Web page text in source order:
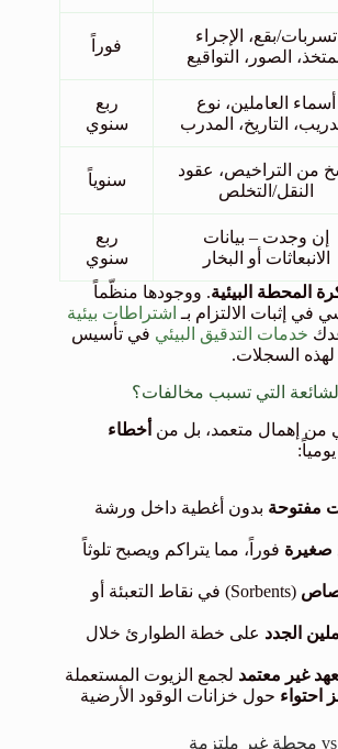
تسربات/بقع، الإجراء
الصور، التواقيع
فوراً
أسماء العاملين، نوع
التاريخ، المدرب
ربع
سنوي
من التراخيص، عقود
النقل/التخلص
سنوياً
إن وجدت – بيانات
الانبعاثات أو البخار
ربع
سنوي
المحطة البيئية. ووجودها منظّماً
إثبات الالتزام بـ اشتراطات بيئية
خدمات التدقيق البيئي في تأسيس
السجلات.
التي تسبب مخالفات؟
من إهمال متعمد، بل من أخطاء
مفتوحة بدون أغطية داخل ورشة
صغيرة فوراً، مما يتراكم ويصبح تلوثاً
(Sorbents) في نقاط التعبئة أو
الجدد على خطة الطوارئ خلال
غير معتمد لجمع الزيوت المستعملة
احتواء حول خزانات الوقود الأرضية